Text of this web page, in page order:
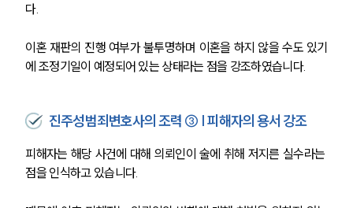
다.
이혼 재판의 진행 여부가 불투명하며 이혼을 하지 않을 수도 있기
에 조정기일이 예정되어 있는 상태라는 점을 강조하였습니다.
진주성범죄변호사의 조력 ③ | 피해자의 용서 강조
피해자는 해당 사건에 대해 의뢰인이 술에 취해 저지른 실수라는
점을 인식하고 있습니다.